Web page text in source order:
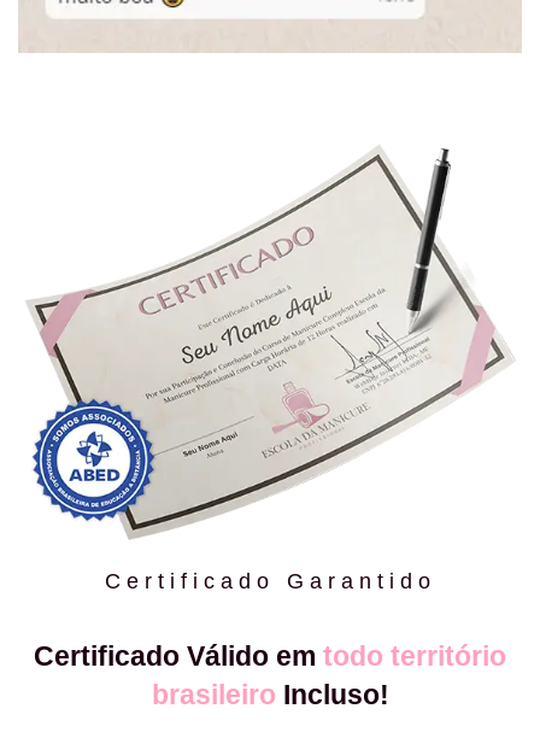
Certificado Garantido
Certificado Válido em todo território
brasileiro Incluso!